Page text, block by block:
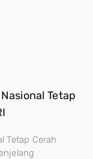
Tetap
Tetap Cerah